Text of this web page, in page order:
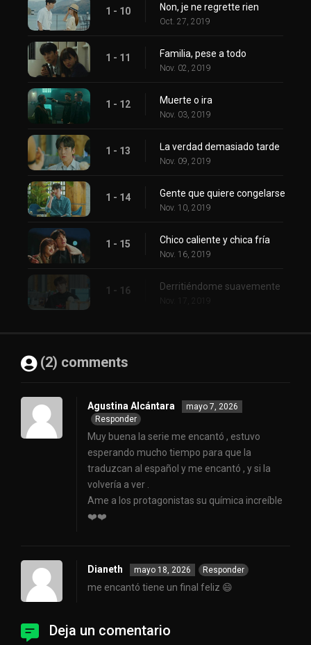
1 - 10 Non, je ne regrette rien
Oct. 27, 2019
1 - 11 Familia, pese a todo
Nov. 02, 2019
1 - 12 Muerte o ira
Nov. 03, 2019
1 - 13 La verdad demasiado tarde
Nov. 09, 2019
1 - 14 Gente que quiere congelarse
Nov. 10, 2019
1 - 15 Chico caliente y chica fría
Nov. 16, 2019
1 - 16 Derritiéndome suavemente
Nov. 17, 2019
(2) comments
Agustina Alcántara
mayo 7, 2026
Responder
Muy buena la serie me encantó , estuvo
esperando mucho tiempo para que la
traduzcan al español y me encantó , y si la
volvería a ver .
Ame a los protagonistas su química increíble
❤️❤️
Dianeth mayo 18, 2026 Responder
me encantó tiene un final feliz 😄
Deja un comentario